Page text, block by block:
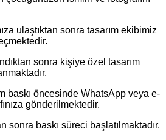
ulaştıktan sonra tasarım ekibimiz
sonra kişiye özel tasarım
baskı öncesinde WhatsApp veya e-
gönderilmektedir.
sonra baskı süreci başlatılmaktadır.